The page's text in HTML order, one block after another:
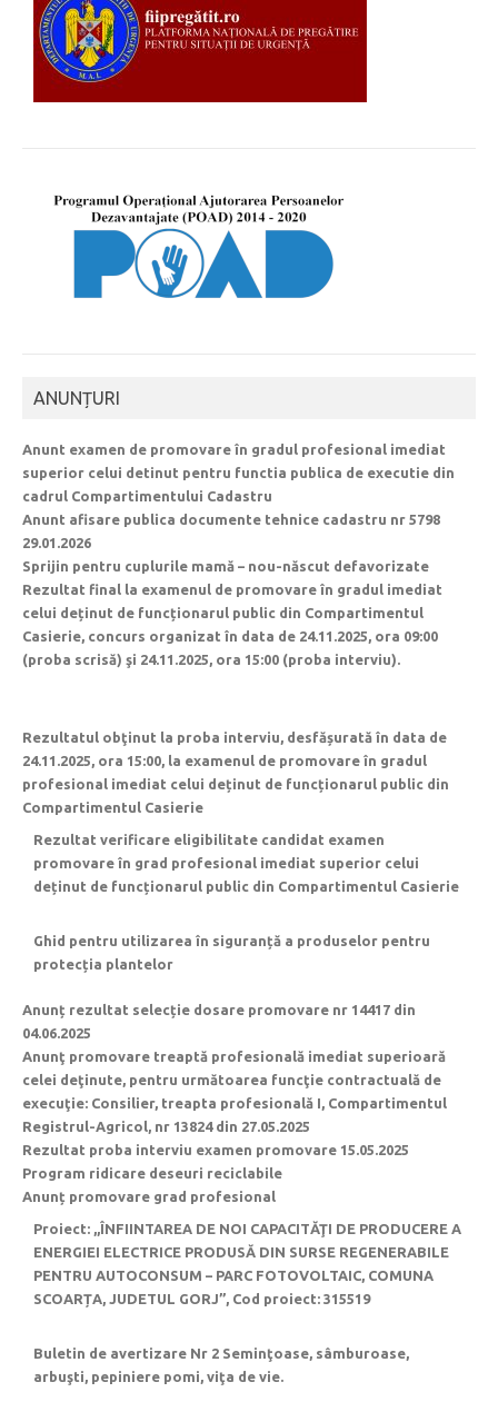
ANUNȚURI
Anunt examen de promovare în gradul profesional imediat
superior celui detinut pentru functia publica de executie din
cadrul Compartimentului Cadastru
Anunt afisare publica documente tehnice cadastru nr 5798
29.01.2026
Sprijin pentru cuplurile mamă – nou-născut defavorizate
Rezultat final la examenul de promovare în gradul imediat
celui deținut de funcționarul public din Compartimentul
Casierie, concurs organizat în data de 24.11.2025, ora 09:00
(proba scrisă) şi 24.11.2025, ora 15:00 (proba interviu).
Rezultatul obţinut la proba interviu, desfășurată în data de
24.11.2025, ora 15:00, la examenul de promovare în gradul
profesional imediat celui deținut de funcționarul public din
Compartimentul Casierie
Rezultat verificare eligibilitate candidat examen
promovare în grad profesional imediat superior celui
deținut de funcționarul public din Compartimentul Casierie
Ghid pentru utilizarea în siguranță a produselor pentru
protecția plantelor
Anunț rezultat selecție dosare promovare nr 14417 din
04.06.2025
Anunţ promovare treaptă profesională imediat superioară
celei deţinute, pentru următoarea funcţie contractuală de
execuţie: Consilier, treapta profesională I, Compartimentul
Registrul-Agricol, nr 13824 din 27.05.2025
Rezultat proba interviu examen promovare 15.05.2025
Program ridicare deseuri reciclabile
Anunț promovare grad profesional
Proiect: ,,ÎNFIINTAREA DE NOI CAPACITĂŢI DE PRODUCERE A
ENERGIEI ELECTRICE PRODUSĂ DIN SURSE REGENERABILE
PENTRU AUTOCONSUM – PARC FOTOVOLTAIC, COMUNA
SCOARȚA, JUDETUL GORJ”, Cod proiect: 315519
Buletin de avertizare Nr 2 Seminţoase, sâmburoase,
arbuşti, pepiniere pomi, viţa de vie.